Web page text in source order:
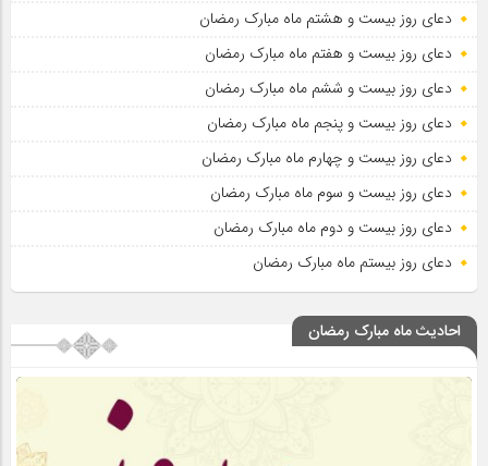
دعای روز بیست و هشتم ماه مبارک رمضان
دعای روز بیست و هفتم ماه مبارک رمضان
دعای روز بیست و ششم ماه مبارک رمضان
دعای روز بیست و پنجم ماه مبارک رمضان
دعای روز بیست و چهارم ماه مبارک رمضان
دعای روز بیست و سوم ماه مبارک رمضان
دعای روز بیست و دوم ماه مبارک رمضان
دعای روز بیستم ماه مبارک رمضان
احادیث ماه مبارک رمضان